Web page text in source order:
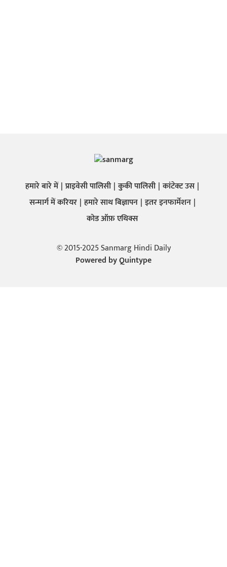
हमारे बारे में प्राइवेसी पालिसी कुकी पालिसी कांटेक्ट उस
सन्मार्ग में करियर हमारे साथ बिज्ञापन इतर इनफार्मेशन
कोड ऑफ़ एथिक्स
© 2015-2025 Sanmarg Hindi Daily
Powered byQuintype